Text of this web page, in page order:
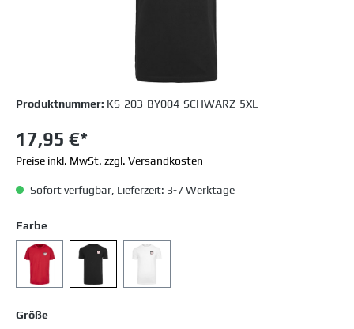
Produktnummer: KS-203-BY004-SCHWARZ-5XL
17,95 €*
Preise inkl. MwSt. zzgl. Versandkosten
Sofort verfügbar, Lieferzeit: 3-7 Werktage
Farbe
Größe